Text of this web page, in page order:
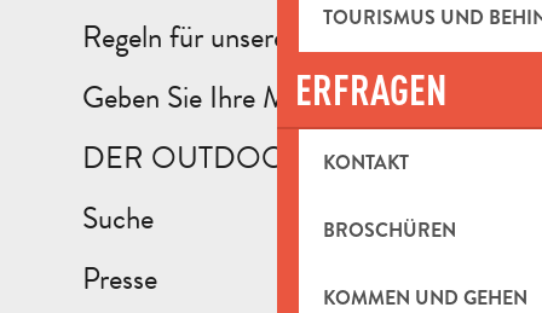
TOURISMUS UND
ERFRAGEN
KONTAKT
BROSCHÜREN
KOMMEN UND GEHEN
Regeln für unsere Gewinnspiele
Geben Sie Ihre Meinung ab
DER OUTDOOR-SPOT
Suche
Presse